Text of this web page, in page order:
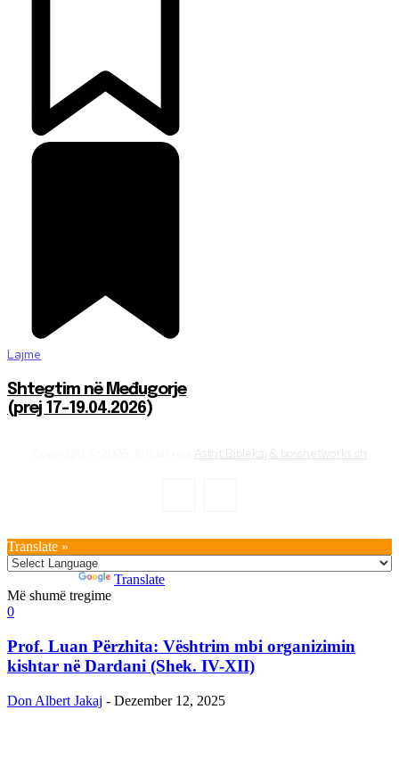
Lajme
Shtegtim në Međugorje
(prej 17-19.04.2026)
Translate »
Translate
Më shumë tregime
0
Prof. Luan Përzhita: Vështrim mbi organizimin
kishtar në Dardani (Shek. IV-XII)
Don Albert Jakaj - Dezember 12, 2025